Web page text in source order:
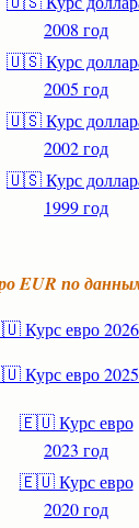
2008 год
🇺🇸 Курс
2005 год
🇺🇸 Курс
2002 год
🇺🇸 Курс
1999 год
EUR по
Курс евро 2026
Курс евро 2025
🇪🇺 Курс евро
2023 год
🇪🇺 Курс евро
2020 год